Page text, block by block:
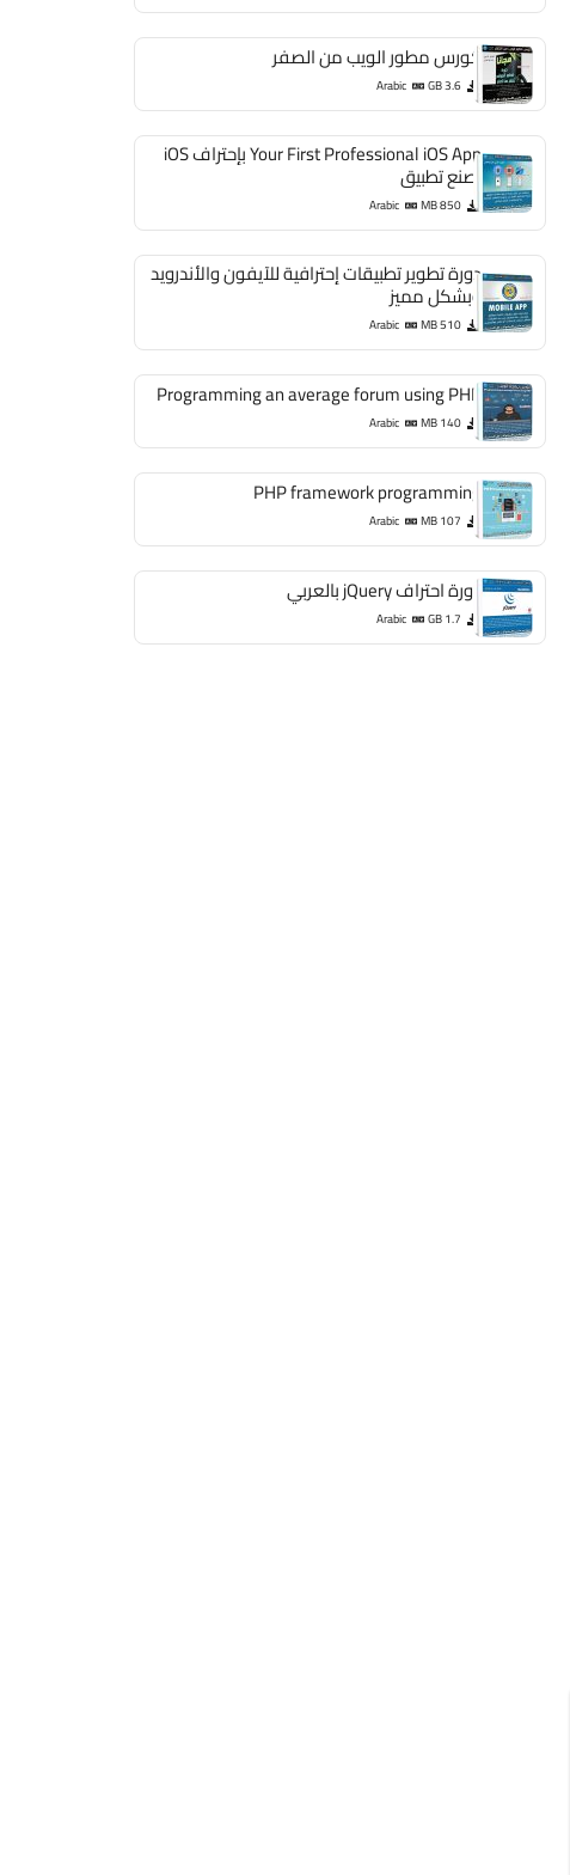
كورس مطور الويب من الصفر
3.6 GB
Arabic
Your First Professional iOS App بإحتراف iOS
إصنع تطبيق
850 MB
Arabic
دورة تطوير تطبيقات إحترافية للآيفون والأندرويد
وبشكل مميز
510 MB
Arabic
Programming an average forum using PHP
140 MB
Arabic
PHP framework programming
107 MB
Arabic
دورة احتراف jQuery بالعربي
1.7 GB
Arabic